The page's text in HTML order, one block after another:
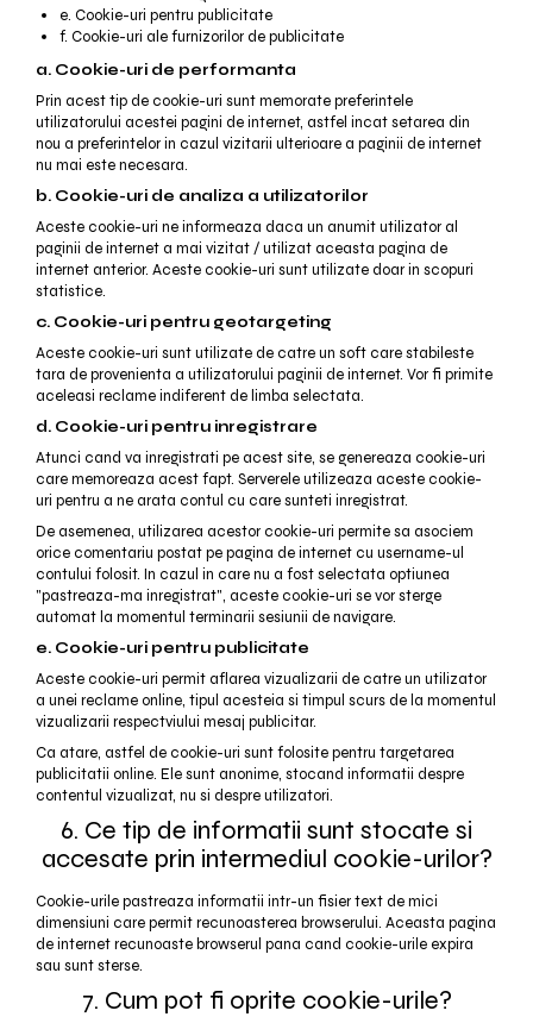
e. Cookie-uri pentru publicitate
f. Cookie-uri ale furnizorilor de publicitate
a. Cookie-uri de performanta
Prin acest tip de cookie-uri sunt memorate preferintele
utilizatorului acestei pagini de internet, astfel incat setarea din
nou a preferintelor in cazul vizitarii ulterioare a paginii de internet
nu mai este necesara.
b. Cookie-uri de analiza a utilizatorilor
Aceste cookie-uri ne informeaza daca un anumit utilizator al
paginii de internet a mai vizitat / utilizat aceasta pagina de
internet anterior. Aceste cookie-uri sunt utilizate doar in scopuri
statistice.
c. Cookie-uri pentru geotargeting
Aceste cookie-uri sunt utilizate de catre un soft care stabileste
tara de provenienta a utilizatorului paginii de internet. Vor fi primite
aceleasi reclame indiferent de limba selectata.
d. Cookie-uri pentru inregistrare
Atunci cand va inregistrati pe acest site, se genereaza cookie-uri
care memoreaza acest fapt. Serverele utilizeaza aceste cookie-
uri pentru a ne arata contul cu care sunteti inregistrat.
De asemenea, utilizarea acestor cookie-uri permite sa asociem
orice comentariu postat pe pagina de internet cu username-ul
contului folosit. In cazul in care nu a fost selectata optiunea
"pastreaza-ma inregistrat", aceste cookie-uri se vor sterge
automat la momentul terminarii sesiunii de navigare.
e. Cookie-uri pentru publicitate
Aceste cookie-uri permit aflarea vizualizarii de catre un utilizator
a unei reclame online, tipul acesteia si timpul scurs de la momentul
vizualizarii respectviului mesaj publicitar.
Ca atare, astfel de cookie-uri sunt folosite pentru targetarea
publicitatii online. Ele sunt anonime, stocand informatii despre
contentul vizualizat, nu si despre utilizatori.
6. Ce tip de informatii sunt stocate si
accesate prin intermediul cookie-urilor?
Cookie-urile pastreaza informatii intr-un fisier text de mici
dimensiuni care permit recunoasterea browserului. Aceasta pagina
de internet recunoaste browserul pana cand cookie-urile expira
sau sunt sterse.
7. Cum pot fi oprite cookie-urile?